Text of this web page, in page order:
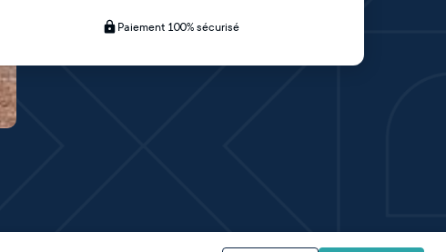
Paiement 100% sécurisé